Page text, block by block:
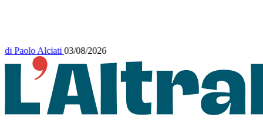
diPaolo Alciati 03/08/2026